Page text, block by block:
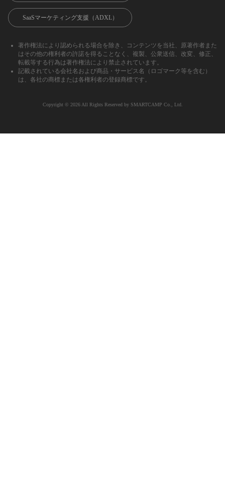
SaaSマーケティング支援（ADXL）
著作権法により認められる場合を除き、コンテンツを当社、原著作者また
はその他の権利者の許諾を得ることなく、複製、公衆送信、改変、修正、
転載等する行為は著作権法により禁止されています。
記載されている会社名および商品・サービス名（ロゴマーク等を含む）
は、各社の商標または各権利者の登録商標です。
Copyright ©︎ 2026 All Rights Reserved by SMARTCAMP Co., Ltd.